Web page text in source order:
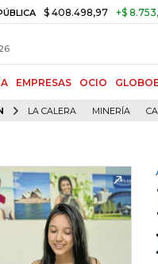
$ 408.498,97 +$ 8.753,81
EMPRESAS OCIO
LA CALERA MINERÍA